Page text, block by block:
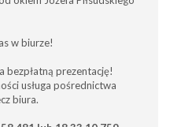
w biurze!
bezpłatną prezentację!
usługa pośrednictwa
biura.